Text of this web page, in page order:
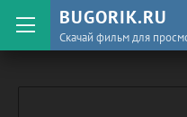
BUGORIK.RU
Скачай фильм для